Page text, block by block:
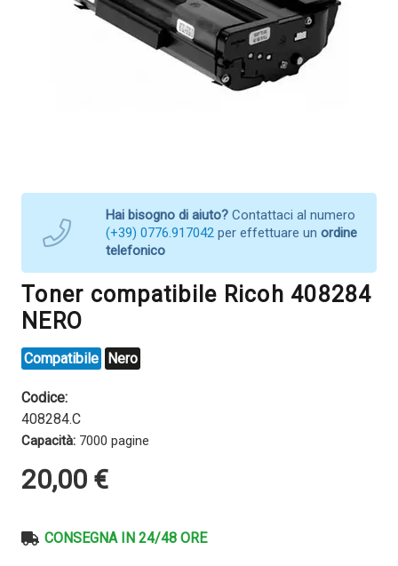
Hai bisogno di aiuto? Contattaci al numero
(+39) 0776.917042 per effettuare un ordine
telefonico
Toner compatibile Ricoh 408284
NERO
Compatibile Nero
Codice:
408284.C
Capacità: 7000 pagine
20,00 €
CONSEGNA IN 24/48 ORE